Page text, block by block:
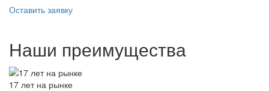
Оставить заявку
Наши преимущества
17 лет на рынке